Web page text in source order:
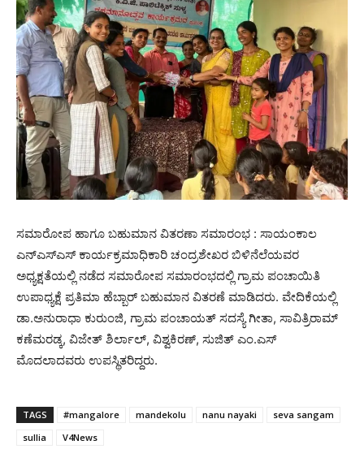
ಸಮಾರೋಪ ಹಾಗೂ ಬಹುಮಾನ ವಿತರಣಾ ಸಮಾರಂಭ : ಸಾಯಂಕಾಲ
ಎನ್ಎಸ್ಎಸ್ ಕಾರ್ಯಕ್ರಮಾಧಿಕಾರಿ ಚಂದ್ರಶೇಖರ ಬಿಳಿನೆಲೆಯವರ
ಅಧ್ಯಕ್ಷತೆಯಲ್ಲಿ ನಡೆದ ಸಮಾರೋಪ ಸಮಾರಂಭದಲ್ಲಿ ಗ್ರಾಮ ಪಂಚಾಯಿತಿ
ಉಪಾಧ್ಯಕ್ಷೆ ಪ್ರತಿಮಾ ಹೆಬ್ಬಾರ್ ಬಹುಮಾನ ವಿತರಣೆ ಮಾಡಿದರು. ವೇದಿಕೆಯಲ್ಲಿ
ಡಾ.ಅನುರಾಧಾ ಕುರುಂಜಿ, ಗ್ರಾಮ ಪಂಚಾಯತ್ ಸದಸ್ಯೆ ಗೀತಾ, ಸಾವಿತ್ರಿರಾಮ್
ಕಣೆಮರಡ್ಕ, ವಿಜೇತ್ ಶಿರ್ಲಾಲ್, ವಿಶ್ವಕಿರಣ್, ಸುಜಿತ್ ಎಂ.ಎಸ್
ಮೊದಲಾದವರು ಉಪಸ್ಥಿತರಿದ್ದರು.
TAGS #mangalore mandekolu nanu nayaki
seva sangam
sullia
V4News